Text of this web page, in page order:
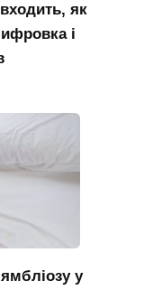
як
і
у